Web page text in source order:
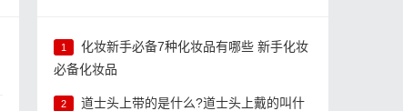
1
化妆新手必备7种化妆品有哪些 新手化妆
必备化妆品
2
道士头上带的是什么?道士头上戴的叫什